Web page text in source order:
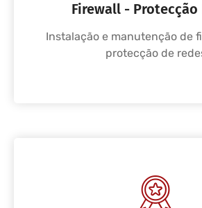
Firewall - Protecção
Instalação e manutenção de
protecção de